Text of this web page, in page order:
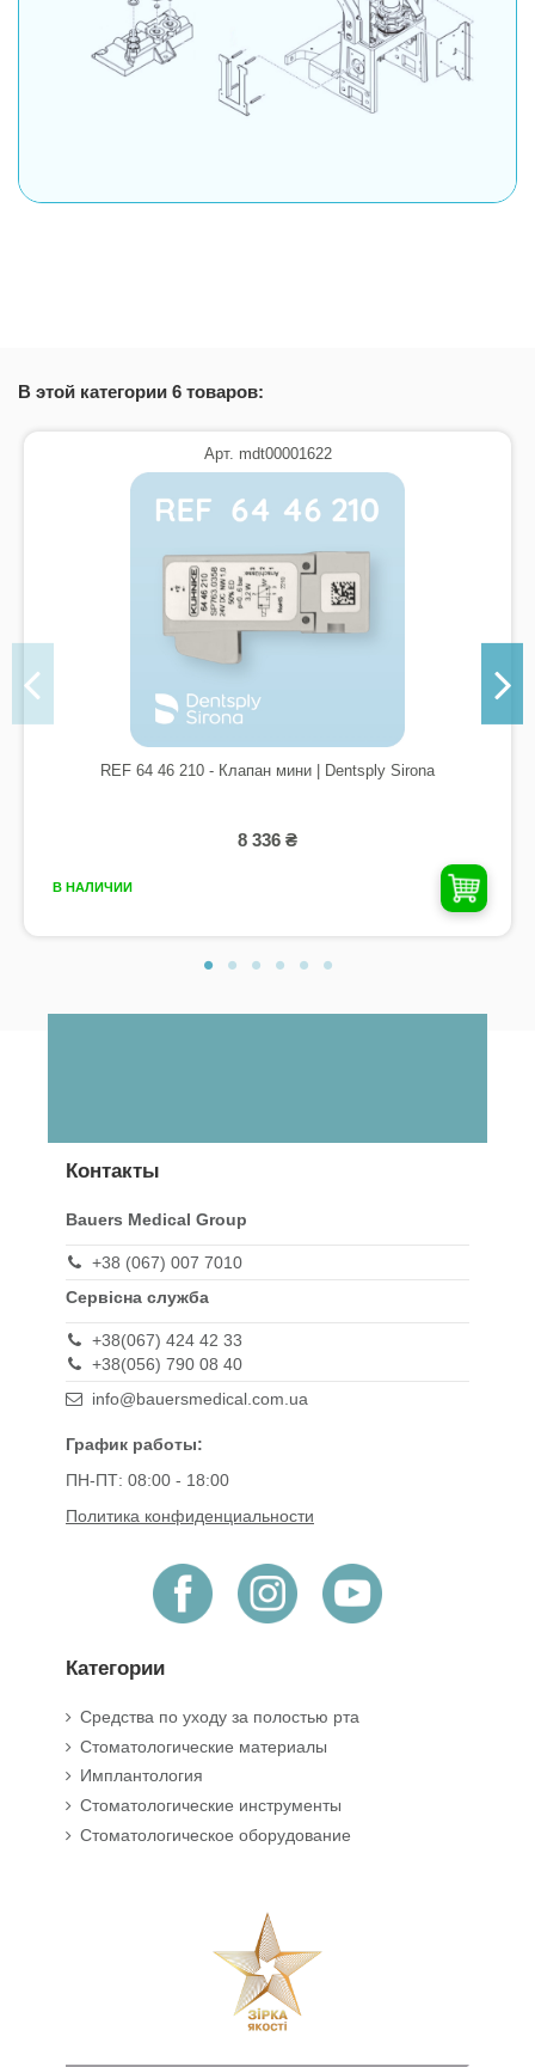
В этой категории 6 товаров:
Арт. mdt00001622
REF 64 46 210 - Клапан мини | Dentsply Sirona
8 336 ₴
В НАЛИЧИИ
Контакты
Bauers Medical Group
+38 (067) 007 7010
Сервісна служба
+38(067) 424 42 33
+38(056) 790 08 40
info@bauersmedical.com.ua
График работы:
ПН-ПТ: 08:00 - 18:00
Политика конфиденциальности
Категории
Средства по уходу за полостью рта
Стоматологические материалы
Имплантология
Стоматологические инструменты
Стоматологическое оборудование